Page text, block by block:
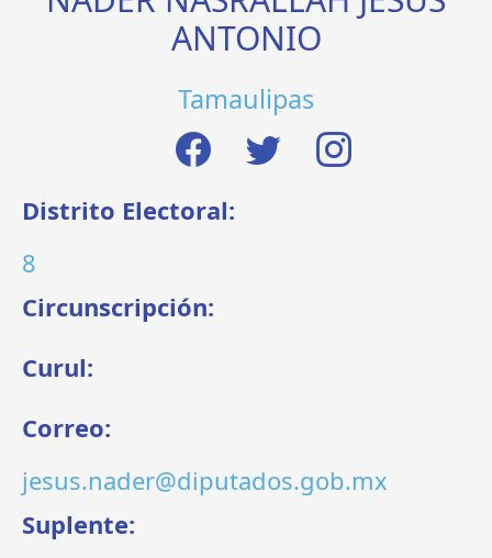
ANTONIO
Tamaulipas
Distrito Electoral:
8
Circunscripción:
Curul:
Correo:
jesus.nader@diputados.gob.mx
Suplente: